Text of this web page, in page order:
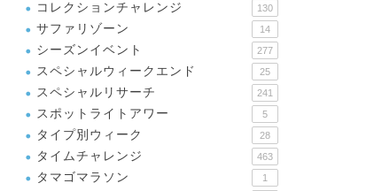
コレクションチャレンジ 130
サファリゾーン 14
シーズンイベント 277
スペシャルウィークエンド 25
スペシャルリサーチ 241
スポットライトアワー 5
タイプ別ウィーク 28
タイムチャレンジ 463
タマゴマラソン 1